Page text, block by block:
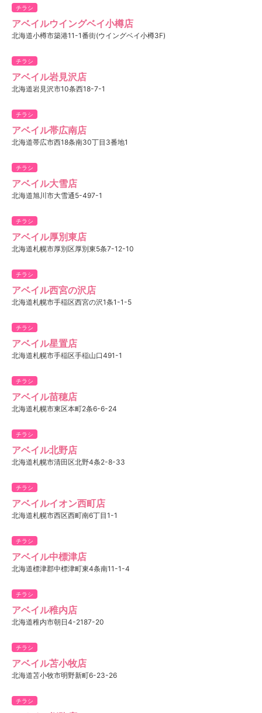
チラシ
アベイルウイングベイ小樽店
北海道小樽市築港11-1番街(ウイングベイ小樽3F)
チラシ
アベイル岩見沢店
北海道岩見沢市10条西18-7-1
チラシ
アベイル帯広南店
北海道帯広市西18条南30丁目3番地1
チラシ
アベイル大雪店
北海道旭川市大雪通5-497-1
チラシ
アベイル厚別東店
北海道札幌市厚別区厚別東5条7-12-10
チラシ
アベイル西宮の沢店
北海道札幌市手稲区西宮の沢1条1-1-5
チラシ
アベイル星置店
北海道札幌市手稲区手稲山口491-1
チラシ
アベイル苗穂店
北海道札幌市東区本町2条6-6-24
チラシ
アベイル北野店
北海道札幌市清田区北野4条2-8-33
チラシ
アベイルイオン西町店
北海道札幌市西区西町南6丁目1-1
チラシ
アベイル中標津店
北海道標津郡中標津町東4条南11-1-4
チラシ
アベイル稚内店
北海道稚内市朝日4-2187-20
チラシ
アベイル苫小牧店
北海道苫小牧市明野新町6-23-26
チラシ